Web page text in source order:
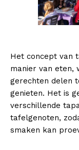
Het concept van
manier van eten,
gerechten delen
genieten. Het is
verschillende
tafelgenoten,
smaken kan